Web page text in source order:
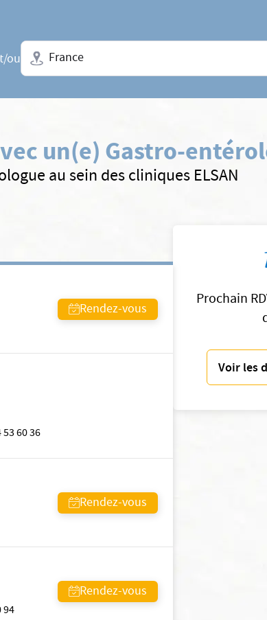
ou
Ville + N° de département, région ou CP
un(e) Gastro-
au sein des cliniques ELSAN
Prochain
Voir les
Rendez-vous
53 60 36
Rendez-vous
94
Rendez-vous